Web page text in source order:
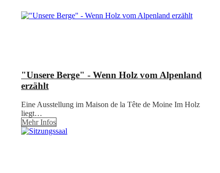
"Unsere Berge" - Wenn Holz vom Alpenland
erzählt
Eine Ausstellung im Maison de la Tête de Moine Im Holz
liegt…
Mehr Infos